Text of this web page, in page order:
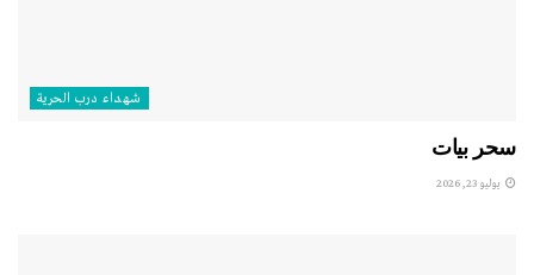
شهداء درب الحرية
سحر بيات
يوليو 23, 2026